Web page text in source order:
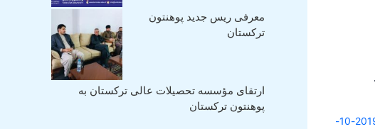
2019-10-
معرفی ریس جدید پوهنتون
ترکستان
ارتقای مؤسسه تحصیلات عالی ترکستان به
پوهنتون ترکستان